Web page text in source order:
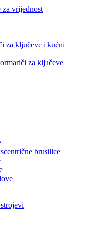
za vrijednost
za ključeve i kućni
za ključeve
brusilice